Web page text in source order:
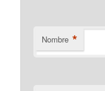
Nombre *